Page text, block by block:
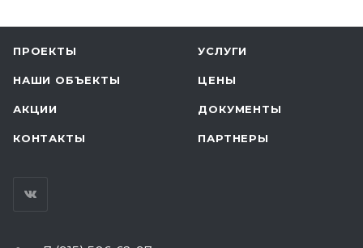
ПРОЕКТЫ УСЛУГИ
НАШИ ОБЪЕКТЫ ЦЕНЫ
АКЦИИ ДОКУМЕНТЫ
КОНТАКТЫ ПАРТНЕРЫ